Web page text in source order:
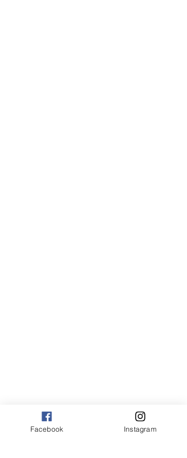
Facebook Instagram